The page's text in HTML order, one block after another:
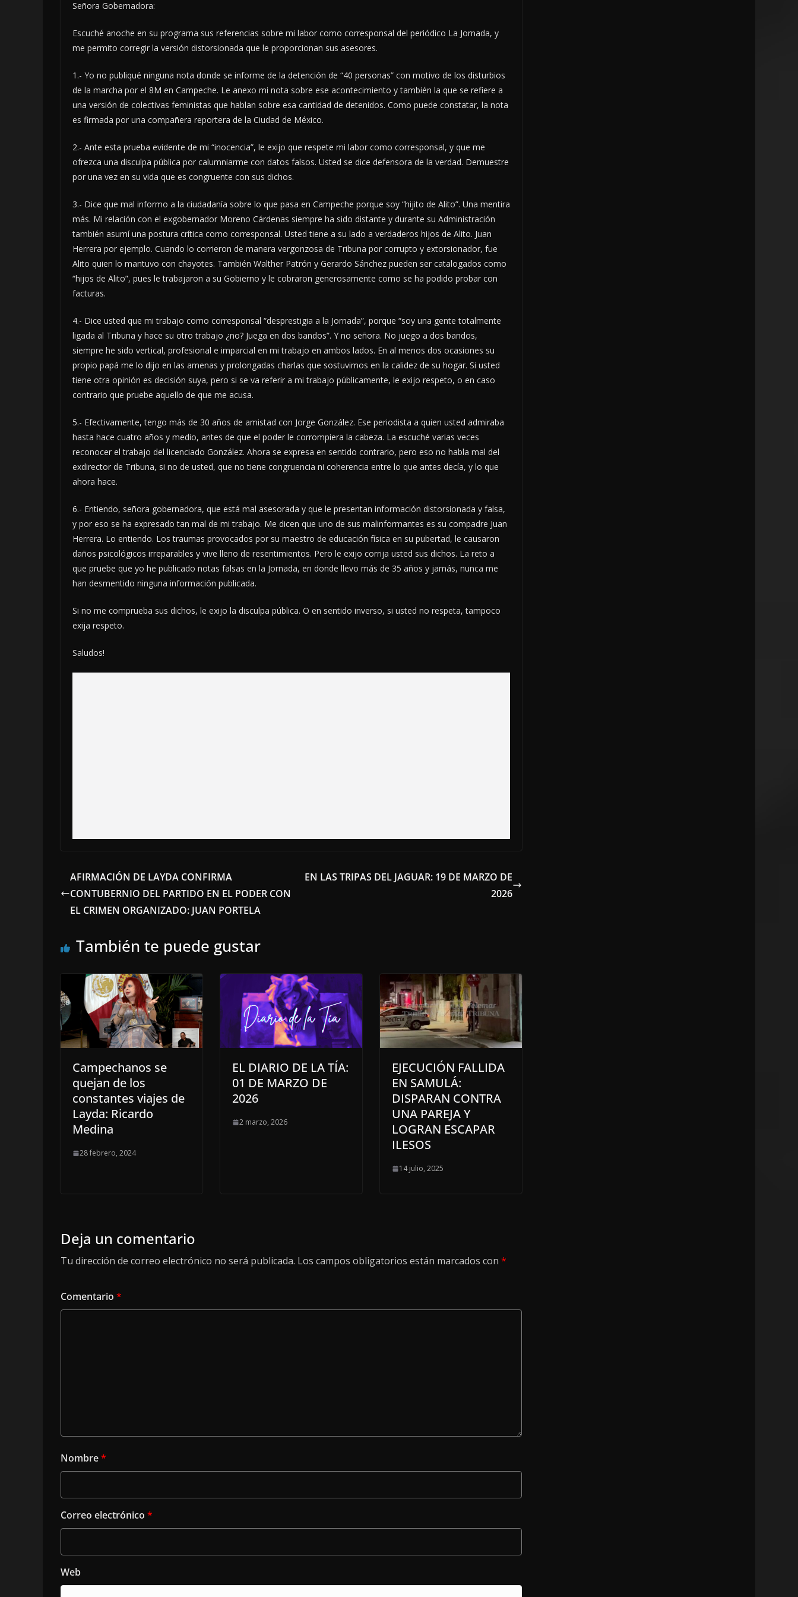
Señora Gobernadora:
Escuché anoche en su programa sus referencias sobre mi labor como corresponsal del periódico La Jornada, y
me permito corregir la versión distorsionada que le proporcionan sus asesores.
1.- Yo no publiqué ninguna nota donde se informe de la detención de “40 personas” con motivo de los disturbios
de la marcha por el 8M en Campeche. Le anexo mi nota sobre ese acontecimiento y también la que se refiere a
una versión de colectivas feministas que hablan sobre esa cantidad de detenidos. Como puede constatar, la nota
es firmada por una compañera reportera de la Ciudad de México.
2.- Ante esta prueba evidente de mi “inocencia”, le exijo que respete mi labor como corresponsal, y que me
ofrezca una disculpa pública por calumniarme con datos falsos. Usted se dice defensora de la verdad. Demuestre
por una vez en su vida que es congruente con sus dichos.
3.- Dice que mal informo a la ciudadanía sobre lo que pasa en Campeche porque soy “hijito de Alito”. Una mentira
más. Mi relación con el exgobernador Moreno Cárdenas siempre ha sido distante y durante su Administración
también asumí una postura crítica como corresponsal. Usted tiene a su lado a verdaderos hijos de Alito. Juan
Herrera por ejemplo. Cuando lo corrieron de manera vergonzosa de Tribuna por corrupto y extorsionador, fue
Alito quien lo mantuvo con chayotes. También Walther Patrón y Gerardo Sánchez pueden ser catalogados como
“hijos de Alito”, pues le trabajaron a su Gobierno y le cobraron generosamente como se ha podido probar con
facturas.
4.- Dice usted que mi trabajo como corresponsal “desprestigia a la Jornada”, porque “soy una gente totalmente
ligada al Tribuna y hace su otro trabajo ¿no? Juega en dos bandos”. Y no señora. No juego a dos bandos,
siempre he sido vertical, profesional e imparcial en mi trabajo en ambos lados. En al menos dos ocasiones su
propio papá me lo dijo en las amenas y prolongadas charlas que sostuvimos en la calidez de su hogar. Si usted
tiene otra opinión es decisión suya, pero si se va referir a mi trabajo públicamente, le exijo respeto, o en caso
contrario que pruebe aquello de que me acusa.
5.- Efectivamente, tengo más de 30 años de amistad con Jorge González. Ese periodista a quien usted admiraba
hasta hace cuatro años y medio, antes de que el poder le corrompiera la cabeza. La escuché varias veces
reconocer el trabajo del licenciado González. Ahora se expresa en sentido contrario, pero eso no habla mal del
exdirector de Tribuna, si no de usted, que no tiene congruencia ni coherencia entre lo que antes decía, y lo que
ahora hace.
6.- Entiendo, señora gobernadora, que está mal asesorada y que le presentan información distorsionada y falsa,
y por eso se ha expresado tan mal de mi trabajo. Me dicen que uno de sus malinformantes es su compadre Juan
Herrera. Lo entiendo. Los traumas provocados por su maestro de educación física en su pubertad, le causaron
daños psicológicos irreparables y vive lleno de resentimientos. Pero le exijo corrija usted sus dichos. La reto a
que pruebe que yo he publicado notas falsas en la Jornada, en donde llevo más de 35 años y jamás, nunca me
han desmentido ninguna información publicada.
Si no me comprueba sus dichos, le exijo la disculpa pública. O en sentido inverso, si usted no respeta, tampoco
exija respeto.
Saludos!
AFIRMACIÓN DE LAYDA CONFIRMA
CONTUBERNIO DEL PARTIDO EN EL PODER CON
EL CRIMEN ORGANIZADO: JUAN PORTELA
EN LAS TRIPAS DEL JAGUAR: 19 DE MARZO DE
2026
También te puede gustar
Campechanos se
quejan de los
constantes viajes de
Layda: Ricardo
Medina
28 febrero, 2024
EL DIARIO DE LA TÍA:
01 DE MARZO DE
2026
2 marzo, 2026
EJECUCIÓN FALLIDA
EN SAMULÁ:
DISPARAN CONTRA
UNA PAREJA Y
LOGRAN ESCAPAR
ILESOS
14 julio, 2025
Deja un comentario
Tu dirección de correo electrónico no será publicada. Los campos obligatorios están marcados con *
Comentario *
Nombre*
Correo electrónico *
Web